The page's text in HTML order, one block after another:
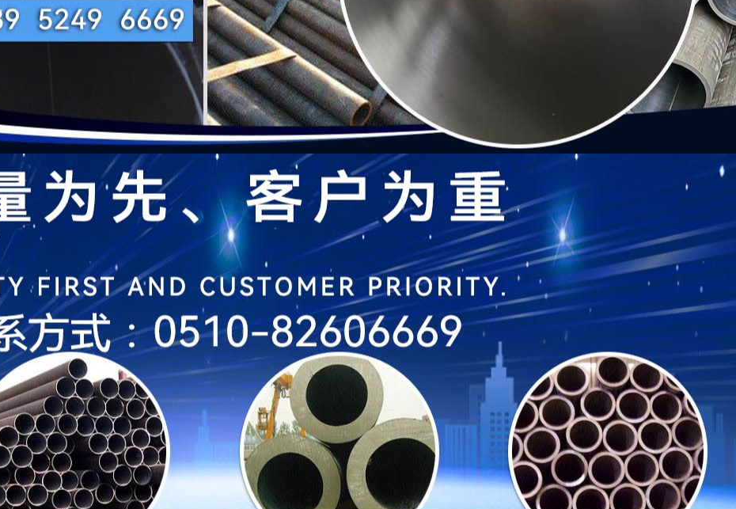
大庆技术过硬的Q345C无缝钢管哪里便宜
大庆Q345C无缝钢管知识一、性质不同 1、无缝钢管：由整块金属制成的，表面上没有接缝的钢管。 2、焊接钢管：用钢带或钢板弯曲变形
为圆形、方形等形状后再焊接成的、表面有接缝的钢管。 二、特点不同 1、无缝钢管：最大直径达650mm，最小直径为 0.3mm。根据用途不
同， 有厚壁管和薄壁管。 2、焊接钢管：…
大庆Q345C无缝钢管知识
一、性质不同
1、无缝钢管：由整块金属制成的，表面上没有接缝的钢管。
2、焊接钢管：用钢带或钢板弯曲变形为圆形、方形等形状后再焊接成的、表面有接缝的钢管。
二、特点不同
1、无缝钢管：最大直径达650mm，最小直径为 0.3mm。根据用途不同， 有厚壁管和薄壁管。
2、焊接钢管：丁字焊接钢管中含Ni时在酸性环境中耐蚀性强，在含有硫酸或者盐酸的环境中，丁字焊接钢管中Ni的
含量越高则耐蚀性越强。在一般的环境下，只需在丁字焊接钢管中添加Cr就可以防止发生侵蚀的现象。
三、作用不同